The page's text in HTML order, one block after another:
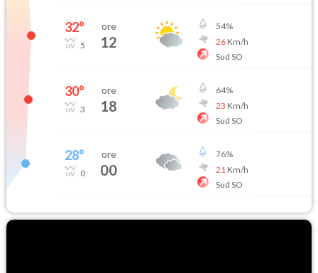
32°
5
ore
12
54%
26Km/h
Sud SO
30°
3
ore
18
64%
23 Km/h
Sud SO
28°
0
ore
00
76%
21 Km/h
Sud SO